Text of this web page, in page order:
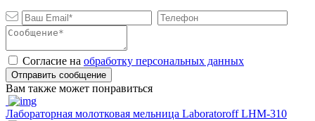
Согласие на обработку персональных данных
Отправить сообщение
Вам также может понравиться
Лабораторная молотковая мельница Laboratoroff LHM-310